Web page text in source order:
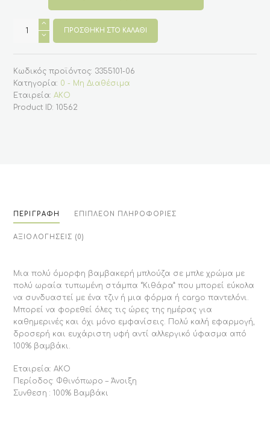
Παιδική
μπλούζα
μακρυμάνικη
"Κιθάρα"
(ΑΚΟ)
ποσότητα
ΠΡΟΣΘΉΚΗ ΣΤΟ ΚΑΛΆΘΙ
Κωδικός προϊόντος: 3355101-06
Κατηγορία: 0 - Μη Διαθέσιμα
Εταιρεία:AKO
Product ID:10562
ΠΕΡΙΓΡΑΦΉ ΕΠΙΠΛΈΟΝ ΠΛΗΡΟΦΟΡΊΕΣ
ΑΞΙΟΛΟΓΉΣΕΙΣ (0)
Μια πολύ όμορφη βαμβακερή μπλούζα σε μπλε χρώμα με
πολύ ωραία τυπωμένη στάμπα “Κιθάρα” που μπορεί εύκολα
να συνδυαστεί με ένα τζιν ή μια φόρμα ή cargo παντελόνι.
Μπορεί να φορεθεί όλες τις ώρες της ημέρας για
καθημερινές και όχι μόνο εμφανίσεις. Πολύ καλή εφαρμογή,
δροσερή και ευχάριστη υφή αντί αλλεργικό ύφασμα από
100% βαμβάκι.
Εταιρεία: ΑΚΟ
Περίοδος: Φθινόπωρο – Άνοιξη
Συνθεση : 100% Βαμβάκι